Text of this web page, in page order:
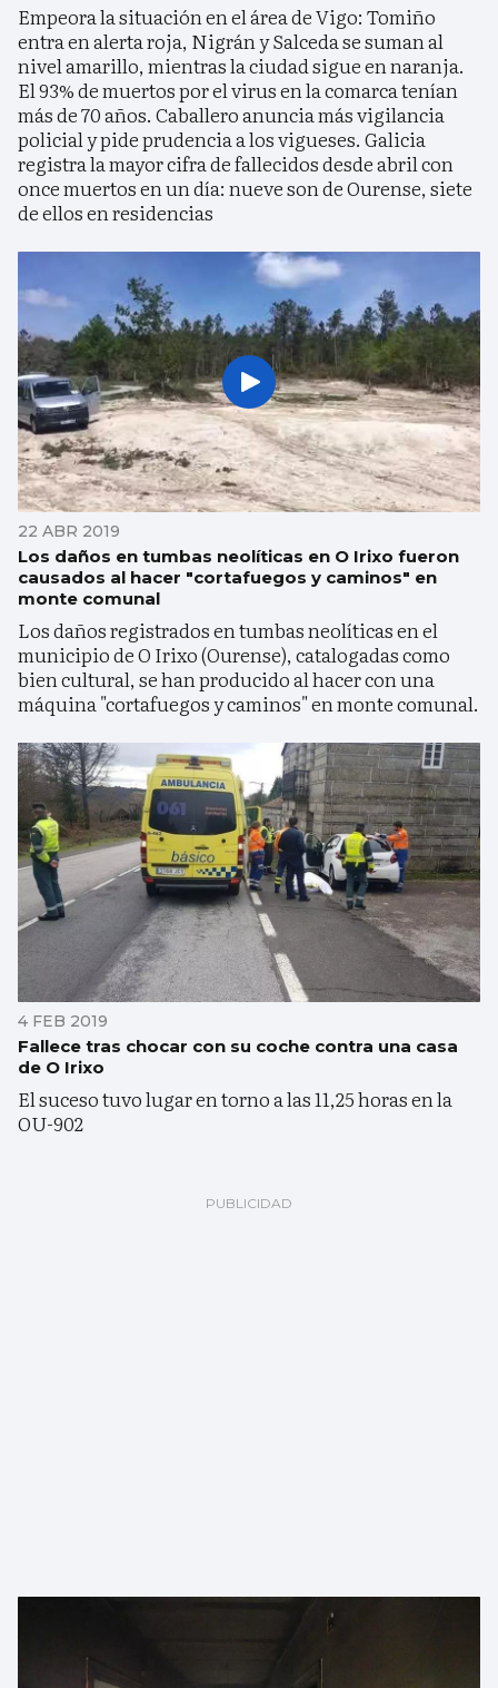
Empeora la situación en el área de Vigo: Tomiño
entra en alerta roja, Nigrán y Salceda se suman al
nivel amarillo, mientras la ciudad sigue en naranja.
El 93% de muertos por el virus en la comarca tenían
más de 70 años. Caballero anuncia más vigilancia
policial y pide prudencia a los vigueses. Galicia
registra la mayor cifra de fallecidos desde abril con
once muertos en un día: nueve son de Ourense, siete
de ellos en residencias
22 ABR 2019
Los daños en tumbas neolíticas en O Irixo fueron
causados al hacer "cortafuegos y caminos" en
monte comunal
Los daños registrados en tumbas neolíticas en el
municipio de O Irixo (Ourense), catalogadas como
bien cultural, se han producido al hacer con una
máquina "cortafuegos y caminos" en monte comunal.
4 FEB 2019
Fallece tras chocar con su coche contra una casa
de O Irixo
El suceso tuvo lugar en torno a las 11,25 horas en la
OU-902